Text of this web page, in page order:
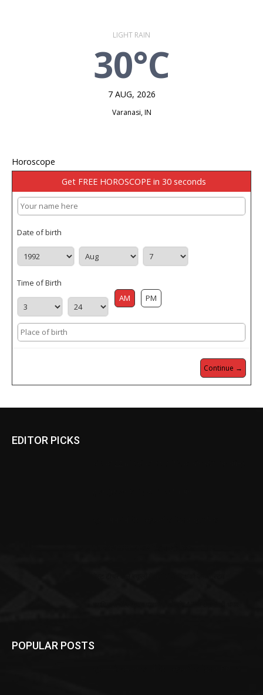
LIGHT RAIN
30°C
7 AUG, 2026
Varanasi, IN
Horoscope
Get FREE HOROSCOPE in 30 seconds
Date of birth
Time of Birth
AM
PM
Continue →
EDITOR PICKS
POPULAR POSTS